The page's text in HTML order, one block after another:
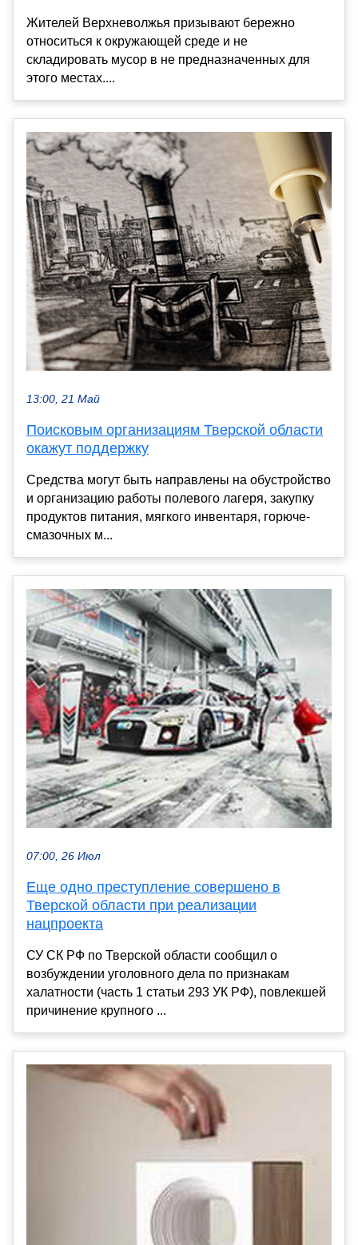
Жителей Верхневолжья призывают бережно
относиться к окружающей среде и не
складировать мусор в не предназначенных для
этого местах....
13:00, 21 Май
Поисковым организациям Тверской области
окажут поддержку
Средства могут быть направлены на обустройство
и организацию работы полевого лагеря, закупку
продуктов питания, мягкого инвентаря, горюче-
смазочных м...
07:00, 26 Июл
Еще одно преступление совершено в
Тверской области при реализации
нацпроекта
СУ СК РФ по Тверской области сообщил о
возбуждении уголовного дела по признакам
халатности (часть 1 статьи 293 УК РФ), повлекшей
причинение крупного ...